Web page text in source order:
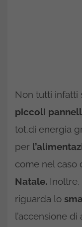
Non tutti infatti
piccoli
tot.di energia
per
come nel caso
Natale.
riguarda lo
l’accensione di